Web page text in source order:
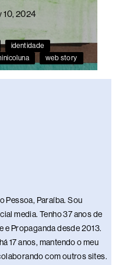
at
s
A
p
p
p
y
Li
n
k
ar
10, 2024
identidade
web story
Pessoa, Paraíba. Sou
media. Tenho 37 anos de
e Propaganda desde 2013.
17 anos, mantendo o meu
com outros sites.